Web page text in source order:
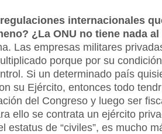
internacionales
¿La ONU no tiene nada
Las empresas militares
porque por su
Si un determinado país
su Ejército, entonces todo
del Congreso y luego ser
ello se contrata un ejército
estatus de “civiles”, es mucho